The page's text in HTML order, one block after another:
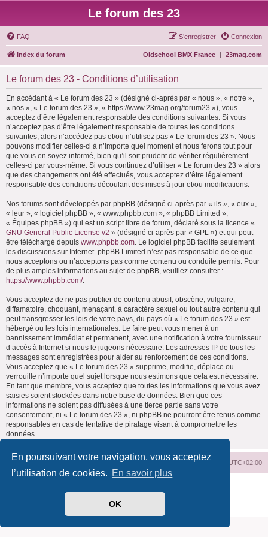
En poursuivant votre navigation, vous acceptez
l’utilisation de cookies. En savoir plus
OK
Le forum des 23
FAQ Connexion
S’enregistrer
Index du forum 23mag.com
|
Oldschool BMX France
Le forum des 23 - Conditions d’utilisation
En accédant à « Le forum des 23 » (désigné ci-après par « nous », « notre »,
« nos », « Le forum des 23 », « https://www.23mag.org/forum23 »), vous
acceptez d’être légalement responsable des conditions suivantes. Si vous
n’acceptez pas d’être légalement responsable de toutes les conditions
suivantes, alors n’accédez pas et/ou n’utilisez pas « Le forum des 23 ». Nous
pouvons modifier celles-ci à n’importe quel moment et nous ferons tout pour
que vous en soyez informé, bien qu’il soit prudent de vérifier régulièrement
celles-ci par vous-même. Si vous continuez d’utiliser « Le forum des 23 » alors
que des changements ont été effectués, vous acceptez d’être légalement
responsable des conditions découlant des mises à jour et/ou modifications.
Nos forums sont développés par phpBB (désigné ci-après par « ils », « eux »,
« leur », « logiciel phpBB », « www.phpbb.com », « phpBB Limited »,
« Équipes phpBB ») qui est un script libre de forum, déclaré sous la licence «
GNU General Public License v2 » (désigné ci-après par « GPL ») et qui peut
être téléchargé depuis www.phpbb.com. Le logiciel phpBB facilite seulement
les discussions sur Internet. phpBB Limited n’est pas responsable de ce que
nous acceptons ou n’acceptons pas comme contenu ou conduite permis. Pour
de plus amples informations au sujet de phpBB, veuillez consulter :
https://www.phpbb.com/.
Vous acceptez de ne pas publier de contenu abusif, obscène, vulgaire,
diffamatoire, choquant, menaçant, à caractère sexuel ou tout autre contenu qui
peut transgresser les lois de votre pays, du pays où « Le forum des 23 » est
hébergé ou les lois internationales. Le faire peut vous mener à un
bannissement immédiat et permanent, avec une notification à votre fournisseur
d’accès à Internet si nous le jugeons nécessaire. Les adresses IP de tous les
messages sont enregistrées pour aider au renforcement de ces conditions.
Vous acceptez que « Le forum des 23 » supprime, modifie, déplace ou
verrouille n’importe quel sujet lorsque nous estimons que cela est nécessaire.
En tant que membre, vous acceptez que toutes les informations que vous avez
saisies soient stockées dans notre base de données. Bien que ces
informations ne soient pas diffusées à une tierce partie sans votre
consentement, ni « Le forum des 23 », ni phpBB ne pourront être tenus comme
responsables en cas de tentative de piratage visant à compromettre les
données.
Index du forum Heures au format UTC+02:00
Supprimer les cookies
phpBB-fr.com
Confidentialité